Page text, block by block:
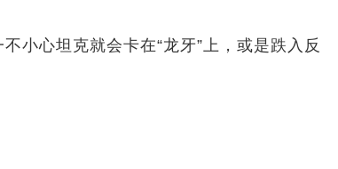
小心坦克就会卡在“龙牙”上，或是跌入反